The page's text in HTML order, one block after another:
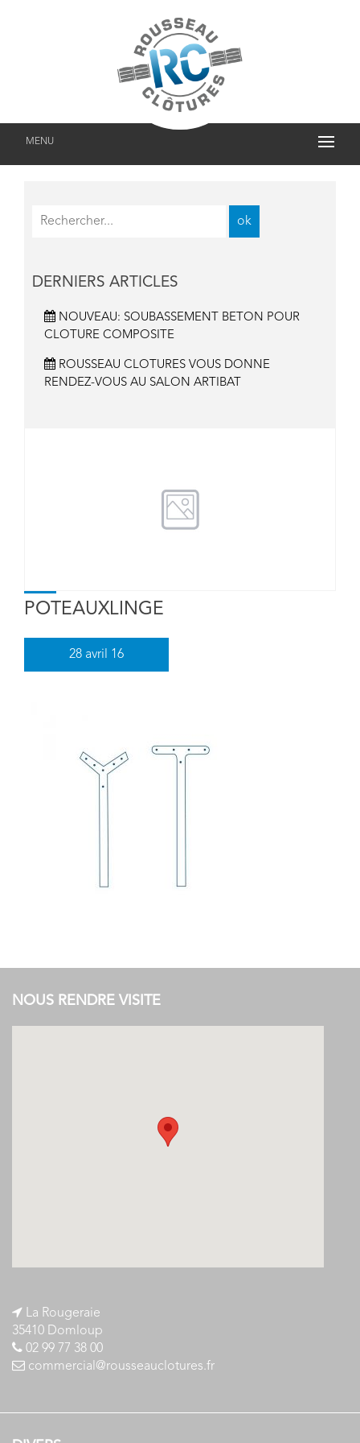
MENU
DERNIERS ARTICLES
NOUVEAU: SOUBASSEMENT BETON POUR
CLOTURE COMPOSITE
ROUSSEAU CLOTURES VOUS DONNE
RENDEZ-VOUS AU SALON ARTIBAT
POTEAUXLINGE
28 avril 16
NOUS RENDRE VISITE
La Rougeraie
35410 Domloup
02 99 77 38 00
commercial@rousseauclotures.fr